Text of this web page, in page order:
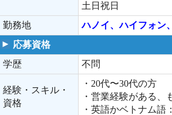
土日祝日
勤務地
ハノイ、ハイフォン
応募資格
学歴
不問
経験・スキル・
資格
・20代〜30代の方
・営業経験がある
・英語かベトナム語